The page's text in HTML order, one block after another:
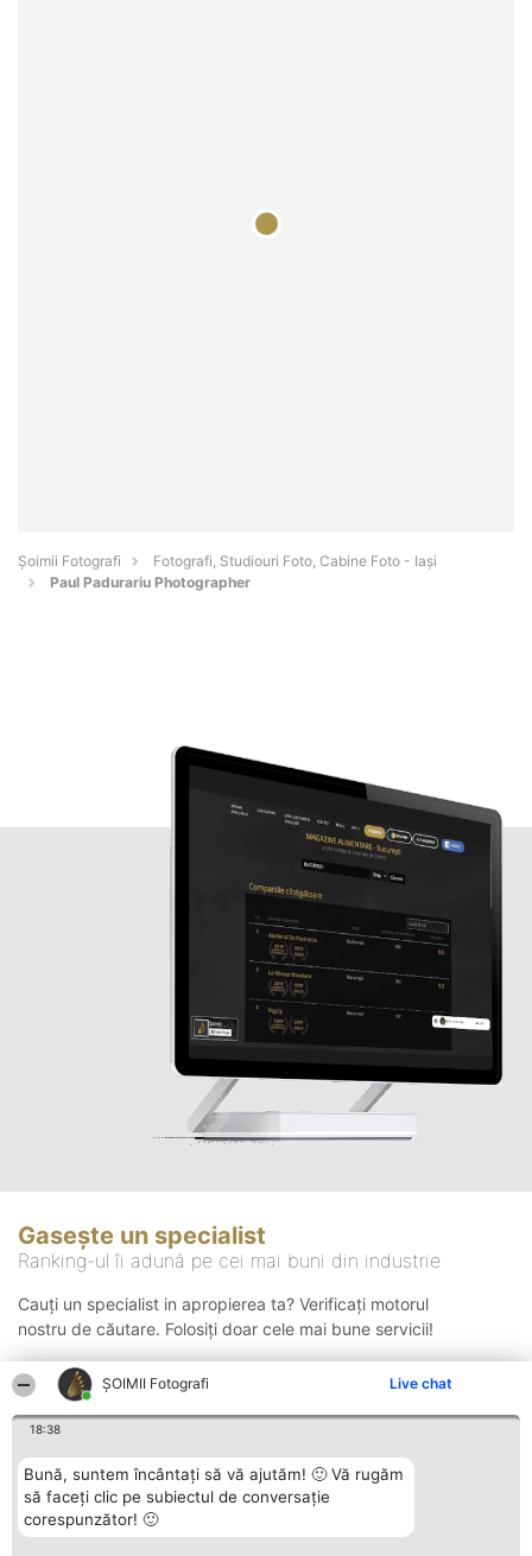
ȘOIMII Fotografi Live chat
18:38
Bună, suntem încântați să vă ajutăm! 🙂 Vă rugăm
să faceți clic pe subiectul de conversație
corespunzător! 🙂
Șoimii Fotografi
Fotografi, Studiouri Foto, Cabine Foto - Iaşi
Paul Padurariu Photographer
Gasește un specialist
Ranking-ul îi adună pe cei mai buni din industrie
Cauți un specialist in apropierea ta? Verificați motorul
nostru de căutare. Folosiți doar cele mai bune servicii!